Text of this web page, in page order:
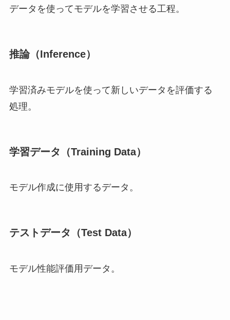
データを使ってモデルを学習させる工程。
推論（Inference）
学習済みモデルを使って新しいデータを評価する
処理。
学習データ（Training Data）
モデル作成に使用するデータ。
テストデータ（Test Data）
モデル性能評価用データ。